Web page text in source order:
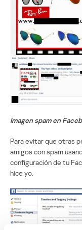
Imagen spam en
Para evitar que otras
amigos con spam
configuración de tu
hice yo.